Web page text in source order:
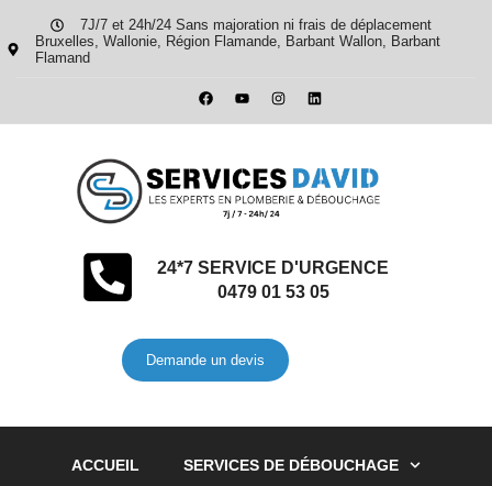
7J/7 et 24h/24 Sans majoration ni frais de déplacement
Bruxelles, Wallonie, Région Flamande, Barbant Wallon, Barbant
Flamand
24*7 SERVICE D'URGENCE
0479 01 53 05
Demande un devis
ACCUEIL SERVICES DE DÉBOUCHAGE